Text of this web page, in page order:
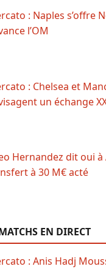
: Naples s’offre
l’OM
: Chelsea et
un échange
Hernandez dit oui à
à 30 M€ acté
EN DIRECT
: Anis Hadj